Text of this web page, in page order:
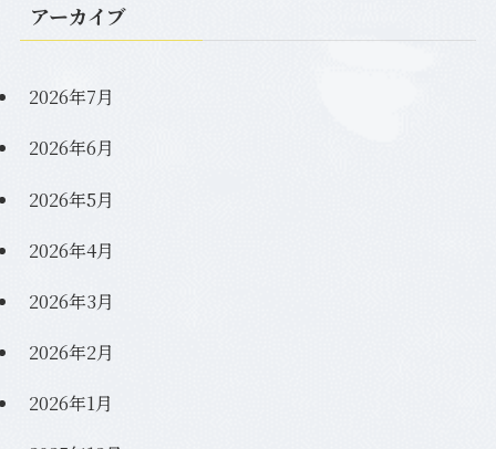
アーカイブ
2026年7月
2026年6月
2026年5月
2026年4月
2026年3月
2026年2月
2026年1月